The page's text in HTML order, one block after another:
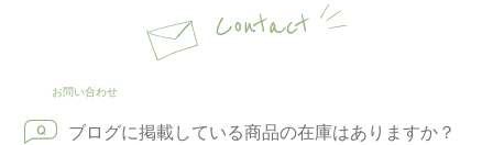
Contact
お問い合わせ
ブログに掲載している商品の在庫はありますか？